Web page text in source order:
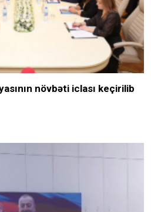
növbəti iclası keçirilib